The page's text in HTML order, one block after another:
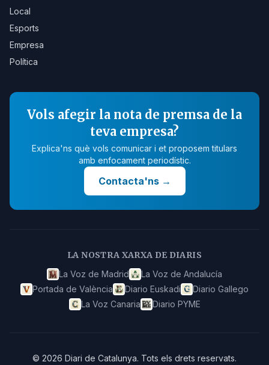
Local
Esports
Empresa
Política
Vols afegir la nota de premsa de la
teva empresa?
Explica'ns què vols comunicar i et proposem titulars
amb enfocament periodístic.
Contacta'ns→
LA NOSTRA XARXA DE DIARIS
La Voz de Madrid
La Voz de Andalucía
Portada de València
Diario Euskadi
Diario Gallego
La Voz Canaria
Diario PYME
© 2026 Diari de Catalunya. Tots els drets reservats.